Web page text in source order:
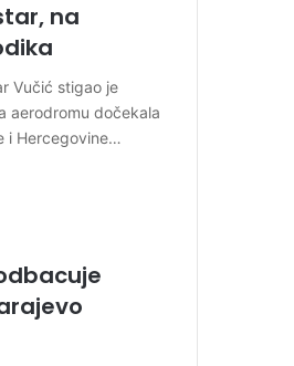
na
Vučić stigao je
aerodromu dočekala
i Hercegovine…